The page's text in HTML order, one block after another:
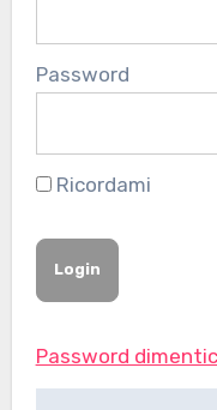
Password
Ricordami
Password